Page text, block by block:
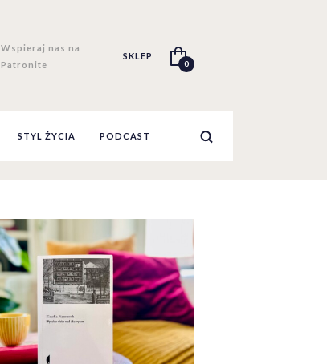
Wspieraj nas na
Patronite
SKLEP
0
STYL ŻYCIA PODCAST